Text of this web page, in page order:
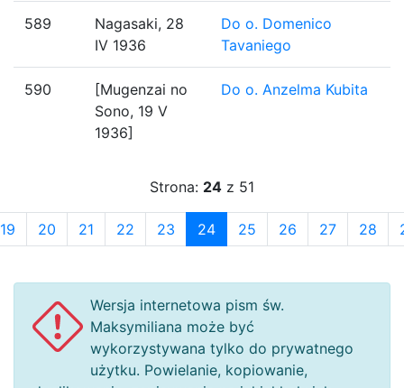
589
Nagasaki, 28
IV 1936
Do o. Domenico
Tavaniego
590
[Mugenzai no
Sono, 19 V
1936]
Do o. Anzelma Kubita
Strona: 24 z 51
19 20 21 22 23 24 25 26 27 28
Wersja internetowa pism św.
Maksymiliana może być
wykorzystywana tylko do prywatnego
użytku. Powielanie, kopiowanie,